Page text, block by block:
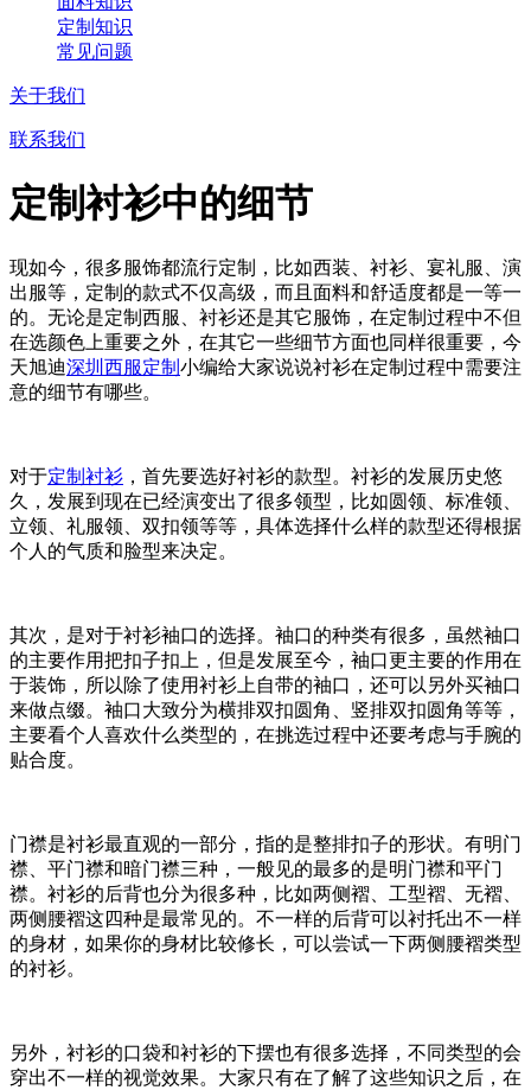
定制知识
常见问题
关于我们
联系我们
定制衬衫中的细节
现如今，很多服饰都流行定制，比如西装、衬衫、宴礼服、演
出服等，定制的款式不仅高级，而且面料和舒适度都是一等一
的。无论是定制西服、衬衫还是其它服饰，在定制过程中不但
在选颜色上重要之外，在其它一些细节方面也同样很重要，今
天旭迪深圳西服定制 小编给大家说说衬衫在定制过程中需要注
意的细节有哪些。
对于定制衬衫 ，首先要选好衬衫的款型。衬衫的发展历史悠
久，发展到现在已经演变出了很多领型，比如圆领、标准领、
立领、礼服领、双扣领等等，具体选择什么样的款型还得根据
个人的气质和脸型来决定。
其次，是对于衬衫袖口的选择。袖口的种类有很多，虽然袖口
的主要作用把扣子扣上，但是发展至今，袖口更主要的作用在
于装饰，所以除了使用衬衫上自带的袖口，还可以另外买袖口
来做点缀。袖口大致分为横排双扣圆角、竖排双扣圆角等等，
主要看个人喜欢什么类型的，在挑选过程中还要考虑与手腕的
贴合度。
门襟是衬衫最直观的一部分，指的是整排扣子的形状。有明门
襟、平门襟和暗门襟三种，一般见的最多的是明门襟和平门
襟。衬衫的后背也分为很多种，比如两侧褶、工型褶、无褶、
两侧腰褶这四种是最常见的。不一样的后背可以衬托出不一样
的身材，如果你的身材比较修长，可以尝试一下两侧腰褶类型
的衬衫。
另外，衬衫的口袋和衬衫的下摆也有很多选择，不同类型的会
穿出不一样的视觉效果。大家只有在了解了这些知识之后，在